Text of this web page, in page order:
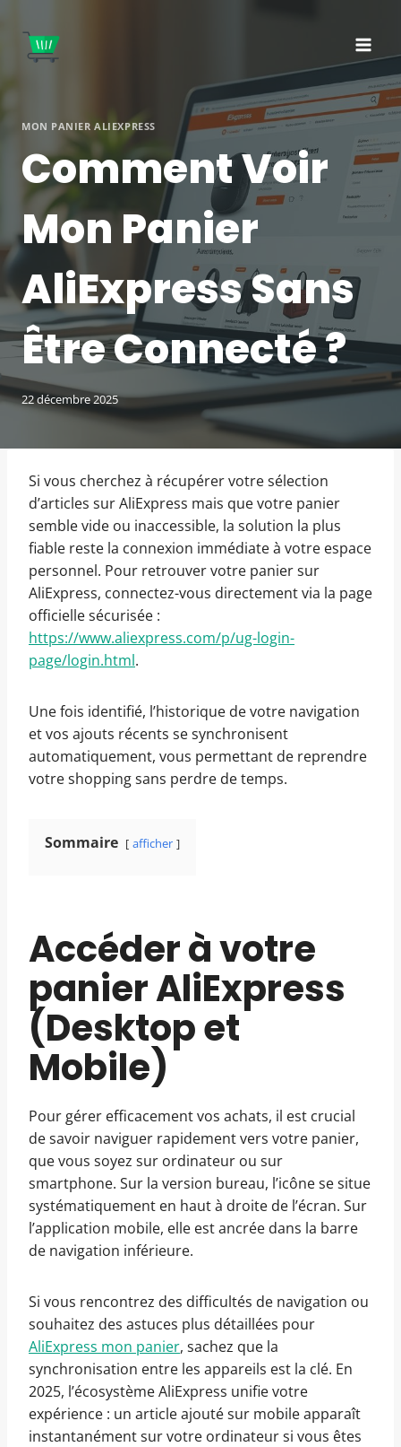
contenu
MON PANIER ALIEXPRESS
Comment Voir
Mon Panier
AliExpress Sans
Être Connecté ?
22 décembre 2025
Si vous cherchez à récupérer votre sélection
d’articles sur AliExpress mais que votre panier
semble vide ou inaccessible, la solution la plus
fiable reste la connexion immédiate à votre espace
personnel. Pour retrouver votre panier sur
AliExpress, connectez-vous directement via la page
officielle sécurisée :
https://www.aliexpress.com/p/ug-login-
page/login.html.
Une fois identifié, l’historique de votre navigation
et vos ajouts récents se synchronisent
automatiquement, vous permettant de reprendre
votre shopping sans perdre de temps.
Sommaire afficher
Accéder à votre
panier AliExpress
(Desktop et
Mobile)
Pour gérer efficacement vos achats, il est crucial
de savoir naviguer rapidement vers votre panier,
que vous soyez sur ordinateur ou sur
smartphone. Sur la version bureau, l’icône se situe
systématiquement en haut à droite de l’écran. Sur
l’application mobile, elle est ancrée dans la barre
de navigation inférieure.
Si vous rencontrez des difficultés de navigation ou
souhaitez des astuces plus détaillées pour
AliExpress mon panier, sachez que la
synchronisation entre les appareils est la clé. En
2025, l’écosystème AliExpress unifie votre
expérience : un article ajouté sur mobile apparaît
instantanément sur votre ordinateur si vous êtes